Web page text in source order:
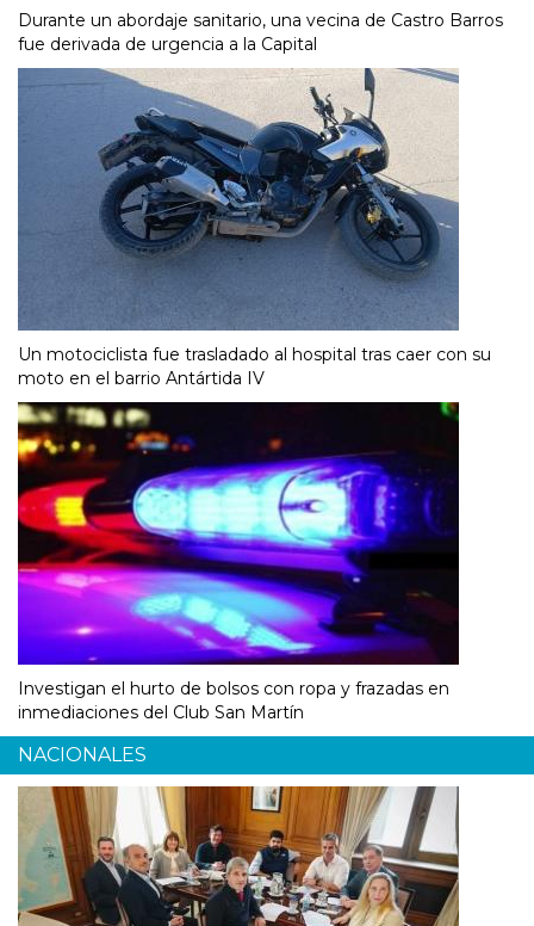
Durante un abordaje sanitario, una vecina de Castro Barros
fue derivada de urgencia a la Capital
Un motociclista fue trasladado al hospital tras caer con su
moto en el barrio Antártida IV
Investigan el hurto de bolsos con ropa y frazadas en
inmediaciones del Club San Martín
NACIONALES